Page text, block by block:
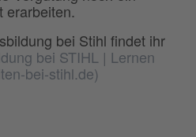
erarbeiten.
bei Stihl findet ihr
bei STIHL | Lernen
bei-stihl.de)